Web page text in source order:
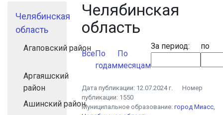
Челябинская
область
Агаповский район
Аргаяшский
район
Ашинский район
Челябинская
область
ВсеПо
годам
По
месяцам
За период: по
Дата публикации: 12.07.2024 г.
Номер
публикации: 1550
Муниципальное образование:город Миасс,